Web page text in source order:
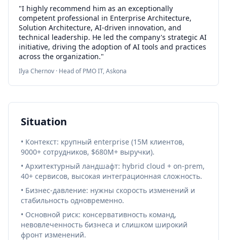
"I highly recommend him as an exceptionally
competent professional in Enterprise Architecture,
Solution Architecture, AI-driven innovation, and
technical leadership. He led the company's strategic AI
initiative, driving the adoption of AI tools and practices
across the organization."
Ilya Chernov · Head of PMO IT, Askona
Situation
• Контекст: крупный enterprise (15M клиентов,
9000+ сотрудников, $680M+ выручки).
• Архитектурный ландшафт: hybrid cloud + on-prem,
40+ сервисов, высокая интеграционная сложность.
• Бизнес-давление: нужны скорость изменений и
стабильность одновременно.
• Основной риск: консервативность команд,
невовлеченность бизнеса и слишком широкий
фронт изменений.